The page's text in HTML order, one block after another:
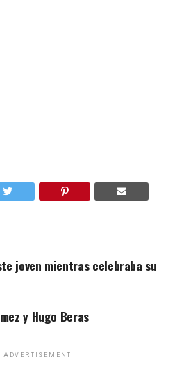
joven mientras celebraba su
y Hugo Beras
ADVERTISEMENT